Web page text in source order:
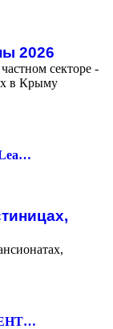
2026
секторе -
в Крыму